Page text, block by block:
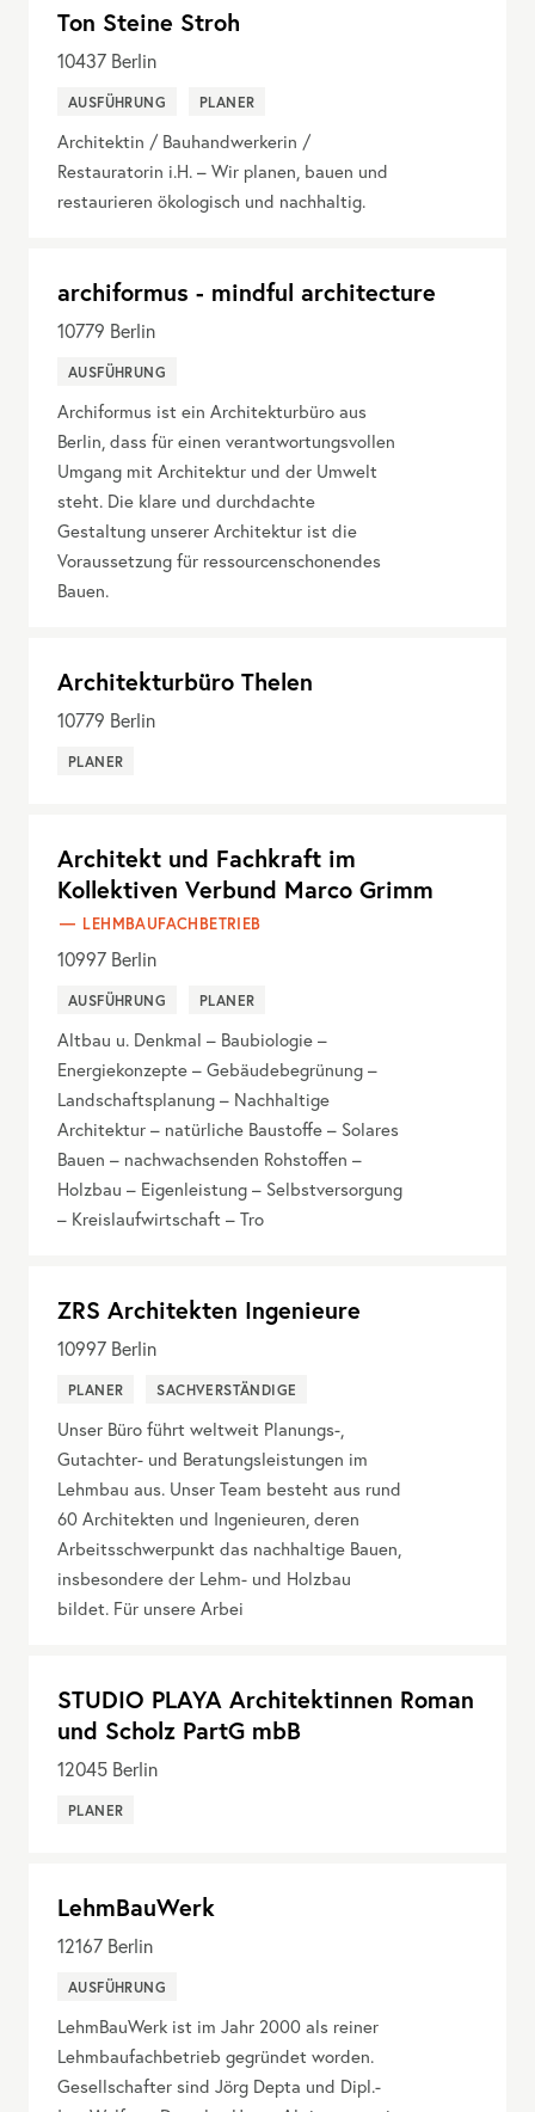
Ton Steine Stroh
10437 Berlin
AUSFÜHRUNG PLANER
Architektin / Bauhandwerkerin /
Restauratorin i.H. – Wir planen, bauen und
restaurieren ökologisch und nachhaltig.
archiformus - mindful architecture
10779 Berlin
AUSFÜHRUNG
Archiformus ist ein Architekturbüro aus
Berlin, dass für einen verantwortungsvollen
Umgang mit Architektur und der Umwelt
steht. Die klare und durchdachte
Gestaltung unserer Architektur ist die
Voraussetzung für ressourcenschonendes
Bauen.
Architekturbüro Thelen
10779 Berlin
PLANER
Architekt und Fachkraft im
Kollektiven Verbund Marco Grimm
LEHMBAUFACHBETRIEB
10997 Berlin
AUSFÜHRUNG PLANER
Altbau u. Denkmal – Baubiologie –
Energiekonzepte – Gebäudebegrünung –
Landschaftsplanung – Nachhaltige
Architektur – natürliche Baustoffe – Solares
Bauen – nachwachsenden Rohstoffen –
Holzbau – Eigenleistung – Selbstversorgung
– Kreislaufwirtschaft – Tro
ZRS Architekten Ingenieure
10997 Berlin
PLANER SACHVERSTÄNDIGE
Unser Büro führt weltweit Planungs-,
Gutachter- und Beratungsleistungen im
Lehmbau aus. Unser Team besteht aus rund
60 Architekten und Ingenieuren, deren
Arbeitsschwerpunkt das nachhaltige Bauen,
insbesondere der Lehm- und Holzbau
bildet. Für unsere Arbei
STUDIO PLAYA Architektinnen Roman
und Scholz PartG mbB
12045 Berlin
PLANER
LehmBauWerk
12167 Berlin
AUSFÜHRUNG
LehmBauWerk ist im Jahr 2000 als reiner
Lehmbaufachbetrieb gegründet worden.
Gesellschafter sind Jörg Depta und Dipl.-